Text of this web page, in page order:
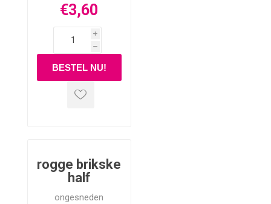
€3,60
i
h
rogge brikske
half
ongesneden